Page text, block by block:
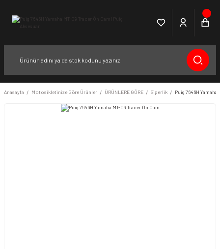
Anasayfa Motosikletinize Göre Ürünler ÜRÜNLERE GÖRE Siperlik Puig 7646H Yamaha